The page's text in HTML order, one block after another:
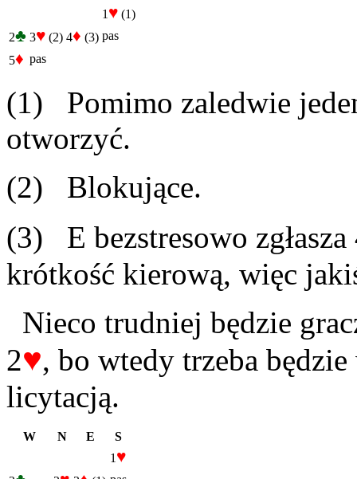
1 ♥ (1)
2♣ 3♥ (2) 4♦ (3) pas
5♦ pas
(1) Pomimo zaledwie
otworzyć.
(2) Blokujące.
(3) E bezstresowo zgłasza
krótkość kierową, więc
Nieco trudniej będzie
2♥, bo wtedy trzeba
licytacją.
W N E
S
1 ♥